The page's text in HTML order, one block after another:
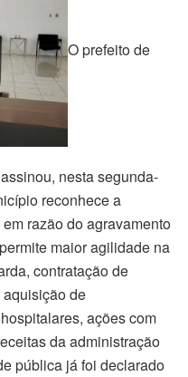
O prefeito de
nesta segunda-
reconhece a
razão do agravamento
maior agilidade na
contratação de
de
ações com
da administração
pública já foi declarado